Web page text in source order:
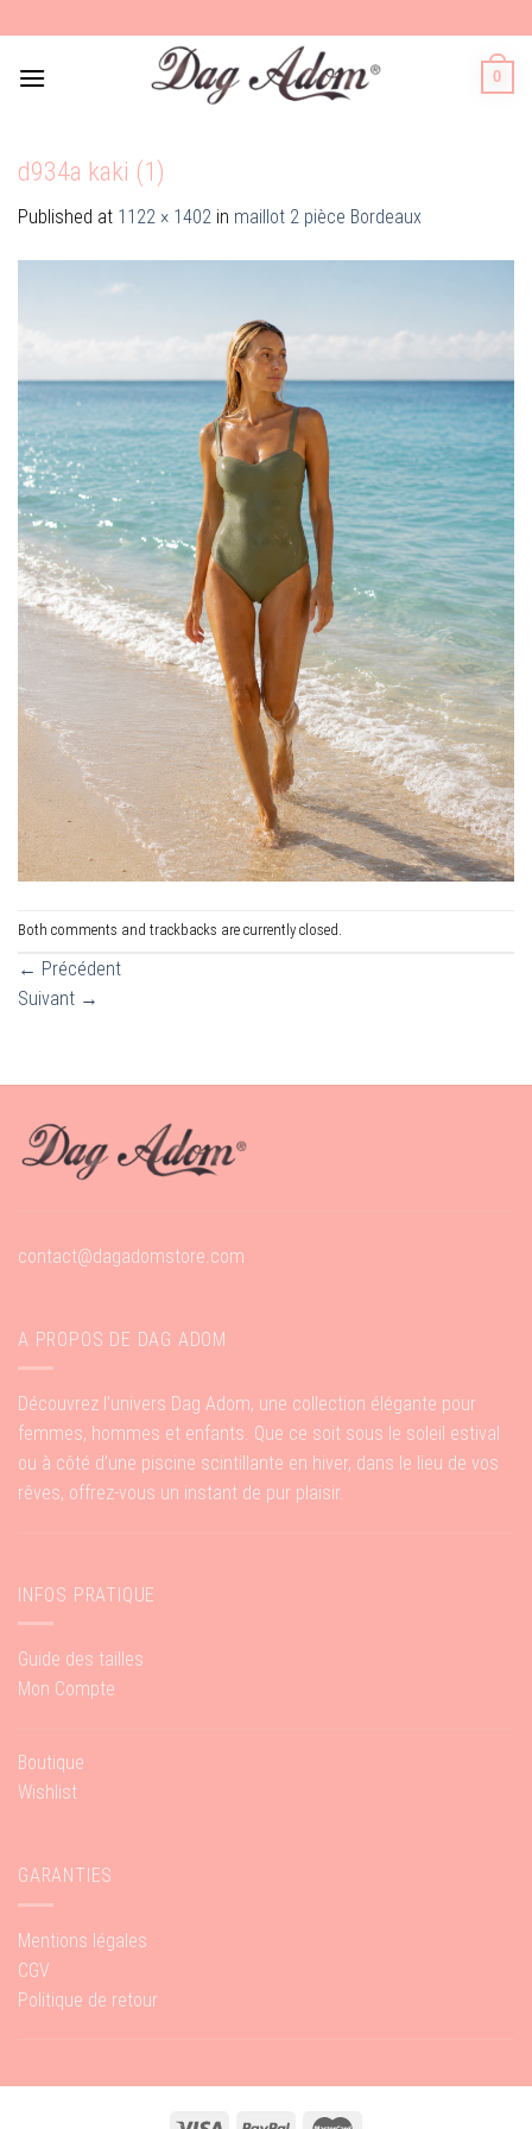
to
content
0
d934a kaki (1)
Published at 1122 × 1402 in maillot 2 pièce Bordeaux
Both comments and trackbacks are currently closed.
← Précédent
Suivant →
contact@dagadomstore.com
A PROPOS DE DAG ADOM
Découvrez l’univers Dag Adom, une collection élégante pour
femmes, hommes et enfants. Que ce soit sous le soleil estival
ou à côté d’une piscine scintillante en hiver, dans le lieu de vos
rêves, offrez-vous un instant de pur plaisir.
INFOS PRATIQUE
Guide des tailles
Mon Compte
Boutique
Wishlist
GARANTIES
Mentions légales
CGV
Politique de retour